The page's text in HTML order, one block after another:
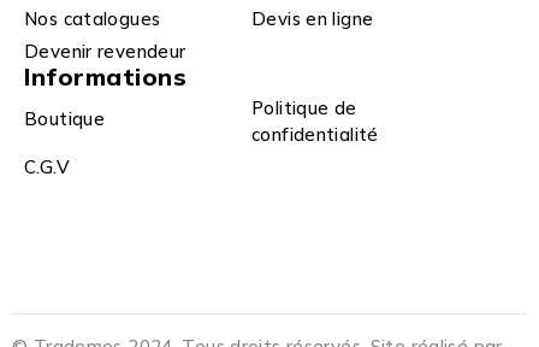
Nos catalogues
Devis en ligne
Devenir revendeur
Informations
Boutique
Politique de
confidentialité
C.G.V